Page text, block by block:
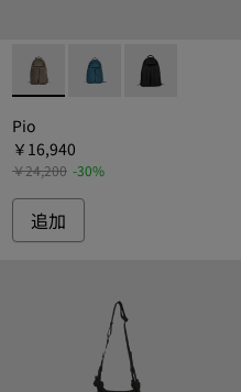
ュック
- ピオ リュック
Pio - B1325-014 - ピオ リュ
Pio - B1325-934 - ピ
Pio - B1325-
Pio
￥16,940
￥24,200 -30%
追加